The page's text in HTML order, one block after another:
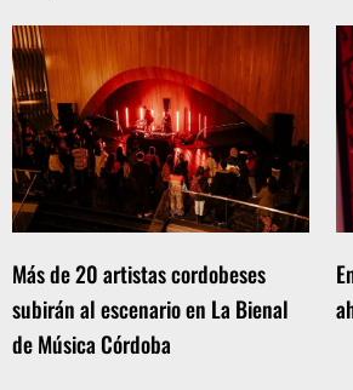
Más de 20 artistas cordobeses
subirán al escenario en La Bienal
de Música Córdoba